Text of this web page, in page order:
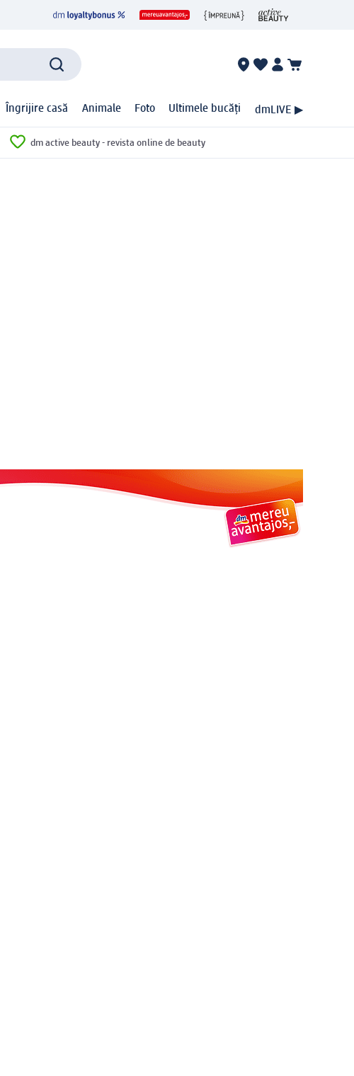
Îngrijire casă Animale Foto Ultimele bucăți dmLIVE ▶
dm active beauty - revista online de beauty